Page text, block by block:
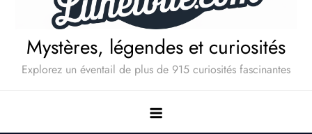
Mystères, légendes et curiosités
Explorez un éventail de plus de 915 curiosités fascinantes